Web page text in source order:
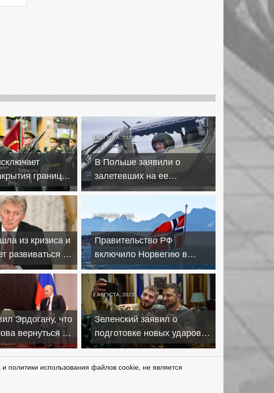
границы
из-за ЧВК
3 АВГУСТА, 2023
В Польше заявили о
залетевших на ее
территорию вертолетах
из кризиса и
развиваться –
3 АВГУСТА, 2023
Правительство РФ
включило Норвегию в
перечень недружественных
стран
Эрдогану, что
вернуться к
2 АВГУСТА, 2023
Зеленский заявил о
подготовке новых ударов
по территории России
политики использования файлов cookie, не является